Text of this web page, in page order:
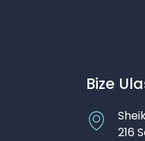
Bize
216